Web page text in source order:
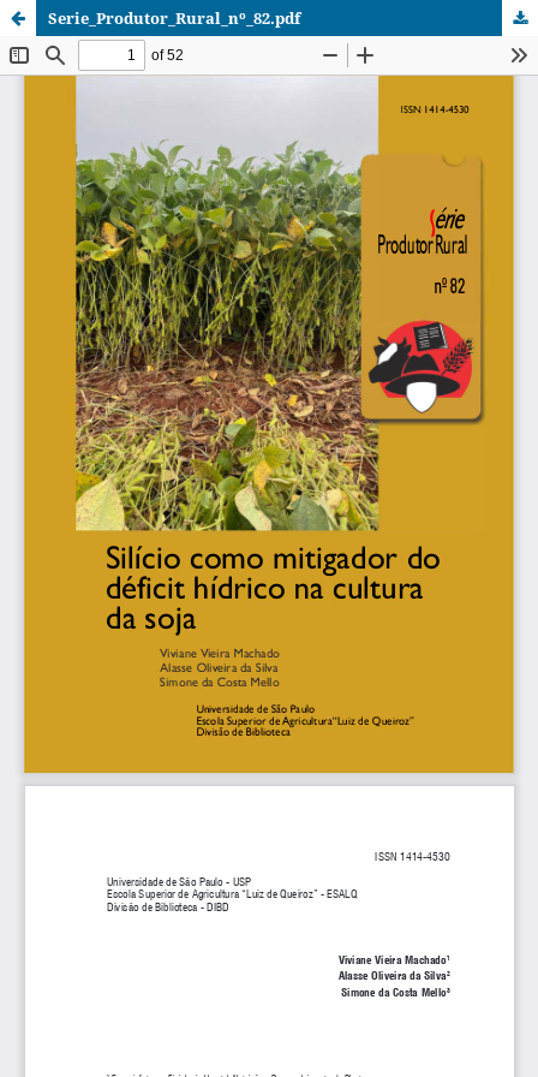
Serie_Produtor_Rural_nº_82.pdf